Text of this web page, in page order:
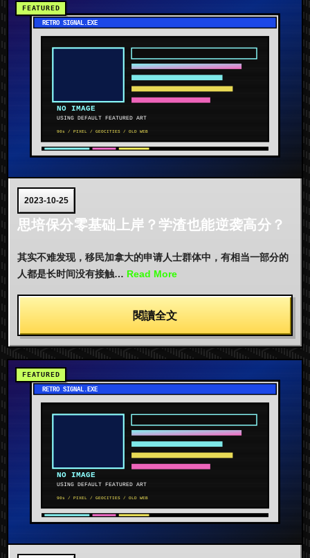
2023-10-25
思培保分零基础上岸？学渣也能逆袭高分？
其实不难发现，移民加拿大的申请人士群体中，有相当一部分的
人都是长时间没有接触… Read More
閱讀全文